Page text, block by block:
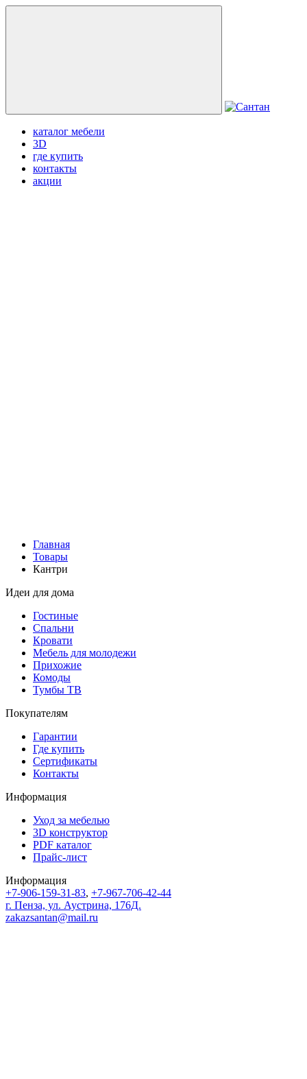
каталог мебели
3D
где купить
контакты
акции
Главная
Товары
Кантри
Идеи для дома
Гостиные
Спальни
Кровати
Мебель для молодежи
Прихожие
Комоды
Тумбы ТВ
Покупателям
Гарантии
Где купить
Сертификаты
Контакты
Информация
Уход за мебелью
3D конструктор
PDF каталог
Прайс-лист
Информация
+7-906-159-31-83, +7-967-706-42-44
г. Пенза, ул. Аустрина, 176Д.
zakazsantan@mail.ru